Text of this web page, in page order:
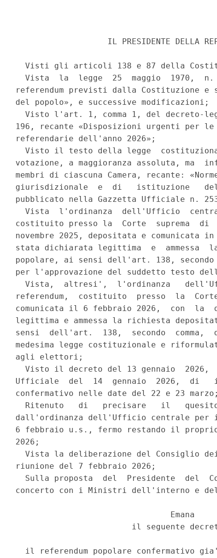
IL PRESIDENTE DELLA
Visti gli articoli 138 e 87 della
Vista  la  legge  25  maggio  1970,
referendum previsti dalla Costituzione
del popolo», e successive modificazioni;
Visto l'art. 1, comma 1, del decreto-
196, recante «Disposizioni urgenti per
referendarie dell'anno 2026»;
Visto il testo della legge
votazione, a maggioranza assoluta,
membri di ciascuna Camera, recante:
giurisdizionale  e  di   istituzione
pubblicato nella Gazzetta Ufficiale n.
Vista  l'ordinanza  dell'Ufficio
costituito presso la  Corte  suprema  di
novembre 2025, depositata e
stata dichiarata legittima  e  ammessa
popolare, ai sensi dell'art. 138, secondo
per l'approvazione del suddetto testo
Vista,  altresi',  l'ordinanza
referendum,  costituito  presso  la
comunicata il 6 febbraio 2026,  con  la
legittima e ammessa la richiesta
sensi  dell'art.  138,  secondo
medesima legge costituzionale e
agli elettori;
Visto il decreto del 13 gennaio  2026,
Ufficiale  del  14  gennaio  2026,  di
confermativo nelle date del 22 e 23
Ritenuto   di   precisare   il
dall'ordinanza dell'Ufficio centrale per
6 febbraio u.s., fermo restando il
2026;
Vista la deliberazione del Consiglio
riunione del 7 febbraio 2026;
Sulla proposta  del  Presidente  del
concerto con i Ministri dell'interno e
                                Emana
il seguente
il referendum popolare confermativo